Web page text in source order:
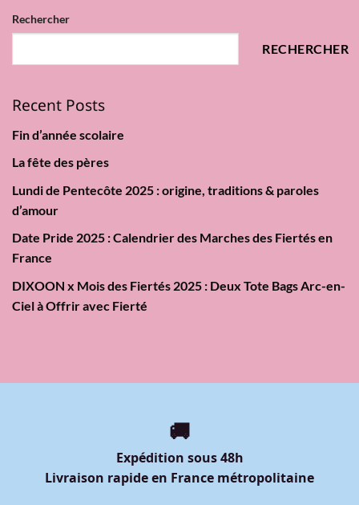
Rechercher
RECHERCHER
Recent Posts
Fin d’année scolaire
La fête des pères
Lundi de Pentecôte 2025 : origine, traditions & paroles
d’amour
Date Pride 2025 : Calendrier des Marches des Fiertés en
France
DIXOON x Mois des Fiertés 2025 : Deux Tote Bags Arc-en-
Ciel à Offrir avec Fierté
🚚
Expédition sous 48h
Livraison rapide en France métropolitaine